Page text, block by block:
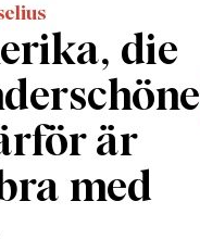
die
är
med